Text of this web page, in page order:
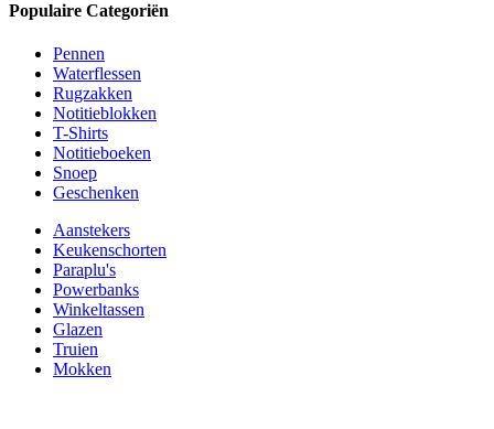
Populaire Categoriën
Pennen
Waterflessen
Rugzakken
Notitieblokken
T-Shirts
Notitieboeken
Snoep
Geschenken
Aanstekers
Keukenschorten
Paraplu's
Powerbanks
Winkeltassen
Glazen
Truien
Mokken